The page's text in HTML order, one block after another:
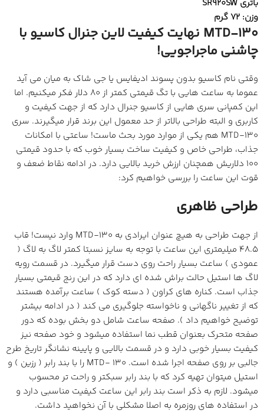
باتری SR920SW
وزن: 72 گرم
MTD-130 نهایت کیفیت لاین جنرال کاسیو با
چاشنی ماجراجویی!
وقتی نام کاسیو بدون پسوند ادیفایس یا جی شاک به میان می آید
عموما به ساعت هایی با تگ قیمتی کمتر از 80 دلار فکر میکنیم. اما
این کمپانی سری هایی از کاسیو جنرال دارد که از جهت کیفیت و
کاربری و البته طراحی بالاتر از حد معمول این برند قرار میگیرند. سری
MTD-130 هم یکی از موارد مورد بحث ماست! ساعتی با امکانات
جذاب، طراحی خاص و کیفیت ساخت بسیار خوب که با حدود قیمتی
100 دلاریش همچنان ارزش خرید بالایی دارد. در ادامه نقاط ضعف و
قوت این ساعت را بررسی خواهیم کرد:
طراحی ظاهری
از جهت طراحی به هیچ عنوان ایرادی به MTD-130 وارد نیست! قاب
48.5 میلیمتری این ساعت با توجه به سایز نسبتا کمتر لاگ به لاگ (
عمودی ) ساعت بسیار راحت روی دست قرار میگیرد. در قسمت رویه
لاگ ها استیل حالت براش شده ای دارد که در این رنج قیمتی بسیار
جذاب است. کناره های کراون ( دسته کوک ) ساعت برآمده هستند
که از تغییر ناگهانی و ناخواسته جلوگیری می کند ( در ادامه بیشتر
توضیح خواهیم داد ). صفحه ساعت شامل دو بخش بوده که دور
صفحه متحرک بعنوان قطب نما استفاده میشود و خود صفحه نیز
کیفیت بسیار خوبی دارد و در قسمت بالایی و پایینه نشانگر تاریخ طرح
جالبی بر روی صفحه اجرا شده است. MTD- 130 را با بند رابر ( رزین ) و
استیل میتوان تهیه کرد که با بند رابر سبکتر و راحت تر محسوب
میشود. لازم به ذکر است بند رابر این ساعت کیفیت مناسبی دارد و
در استفاده های روزمره به اصلا مشکلی با آن نخواهید داشت.